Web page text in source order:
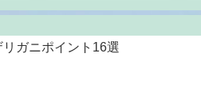
ガニポイント16選